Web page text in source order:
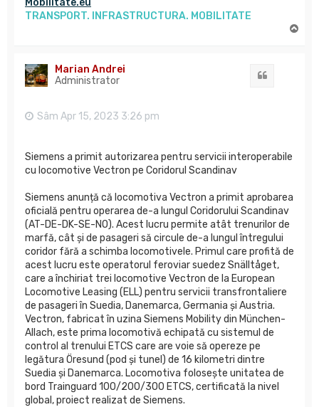
Mobilitate.eu
TRANSPORT. INFRASTRUCTURA. MOBILITATE
Marian Andrei
Administrator
Sâm Apr 15, 2023 3:26 pm
Siemens a primit autorizarea pentru servicii interoperabile
cu locomotive Vectron pe Coridorul Scandinav
Siemens anunță că locomotiva Vectron a primit aprobarea
oficială pentru operarea de-a lungul Coridorului Scandinav
(AT-DE-DK-SE-NO). Acest lucru permite atât trenurilor de
marfă, cât și de pasageri să circule de-a lungul întregului
coridor fără a schimba locomotivele. Primul care profită de
acest lucru este operatorul feroviar suedez Snälltåget,
care a închiriat trei locomotive Vectron de la European
Locomotive Leasing (ELL) pentru servicii transfrontaliere
de pasageri în Suedia, Danemarca, Germania și Austria.
Vectron, fabricat în uzina Siemens Mobility din München-
Allach, este prima locomotivă echipată cu sistemul de
control al trenului ETCS care are voie să opereze pe
legătura Öresund (pod și tunel) de 16 kilometri dintre
Suedia și Danemarca. Locomotiva folosește unitatea de
bord Trainguard 100/200/300 ETCS, certificată la nivel
global, proiect realizat de Siemens.